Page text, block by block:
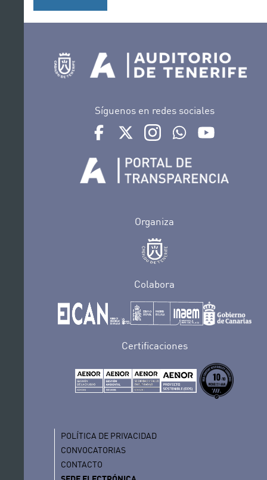
Síguenos en redes sociales
Ir a perfil de Auditorio de Tenerife en
Ir a perfil de Auditorio de Tenerife
Ir a perfil de Auditorio de
Ir al Boletín
Organiza
Colabora
Certificaciones
POLÍTICA DE PRIVACIDAD
CONVOCATORIAS
CONTACTO